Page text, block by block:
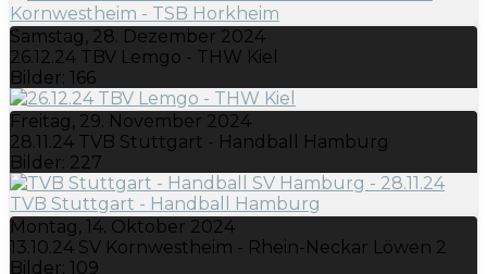
Samstag, 28. Dezember 2024
26.12.24 TBV Lemgo - THW Kiel
Bilder: 166
Freitag, 29. November 2024
28.11.24 TVB Stuttgart - Handball Hamburg
Bilder: 227
Montag, 14. Oktober 2024
13.10.24 SV Kornwestheim - Rhein-Neckar Löwen 2
Bilder: 109